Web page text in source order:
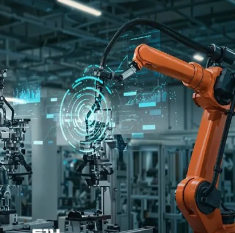
Thailand-Viet Nam
Relations”..
รภาพไทย-เวียดนามร่วมพิธี
กงสุลกิตติมศักดิ์เวียดนาม
หวัดภูเก็ต และงานสัมมนา
Connect Forum ..